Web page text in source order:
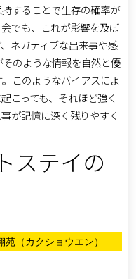
することで生存の確率が
でも、これが影響を及ぼ
ネガティブな出来事や感
のような情報を自然と優
このようなバイアスによ
こっても、それほど強く
が記憶に深く残りやすく
ステイの
（カクショウエン）